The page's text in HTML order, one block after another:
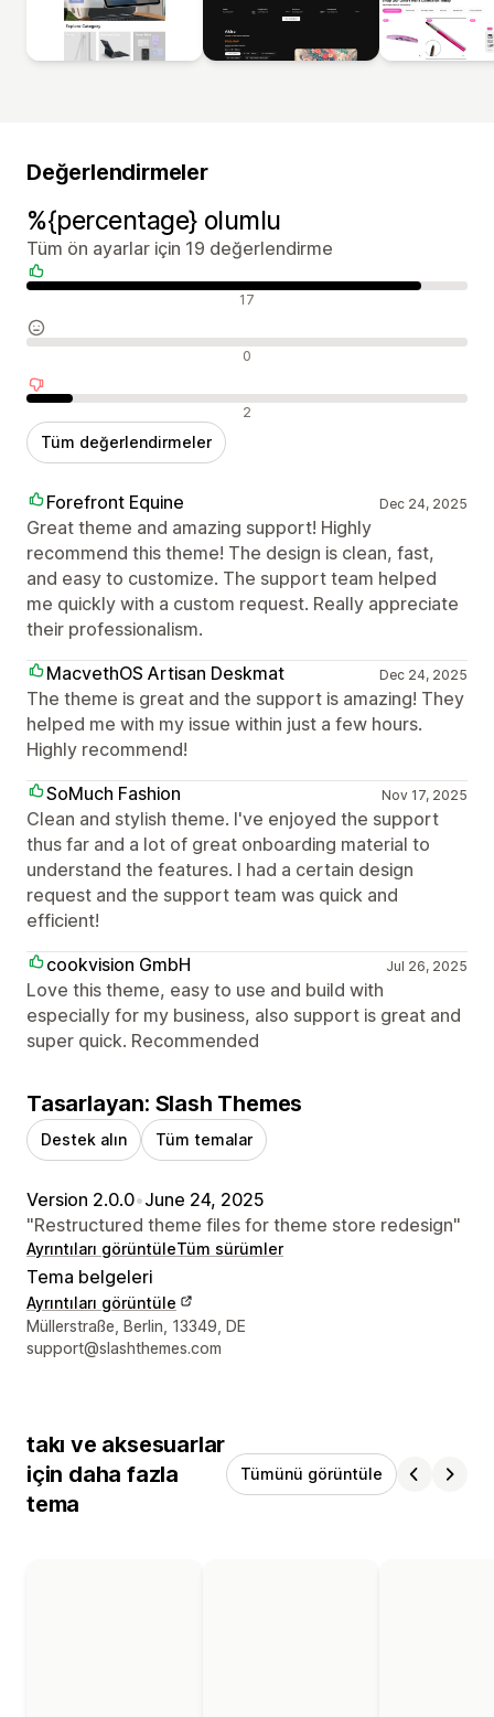
Değerlendirmeler
%{percentage} olumlu
Tüm ön ayarlar için 19 değerlendirme
Olumlu değerlendirmeler 17
Nötr değerlendirmeler 0
Olumsuz değerlendirmeler 2
Tüm değerlendirmeler
Forefront Equine Dec 24, 2025
Great theme and amazing support! Highly
recommend this theme! The design is clean, fast,
and easy to customize. The support team helped
me quickly with a custom request. Really appreciate
their professionalism.
MacvethOS Artisan Deskmat
Dec 24, 2025
The theme is great and the support is amazing! They
helped me with my issue within just a few hours.
Highly recommend!
SoMuch Fashion
Nov 17, 2025
Clean and stylish theme. I've enjoyed the support
thus far and a lot of great onboarding material to
understand the features. I had a certain design
request and the support team was quick and
efficient!
cookvision GmbH
Jul 26, 2025
Love this theme, easy to use and build with
especially for my business, also support is great and
super quick. Recommended
Tasarlayan: Slash Themes
Destek alın Tüm temalar
Version 2.0.0•June 24, 2025
"Restructured theme files for theme store redesign"
Ayrıntıları görüntüleTüm sürümler
Tema belgeleri
Ayrıntıları görüntüle
Tasarımcı iletişim bilgileri
Müllerstraße, Berlin, 13349, DE
support@slashthemes.com
takı ve aksesuarlar
için daha fazla
tema
Tümünü görüntüle